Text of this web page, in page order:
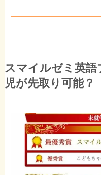
スマイルゼミ英語
児が先取り可能？